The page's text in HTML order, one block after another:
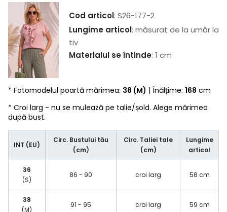
Cod articol: S26-177-2
Lungime articol: măsurat de la umăr la
tiv
Materialul se întinde: 1 cm
* Fotomodelul poartă mărimea: 38 (M) | Înălțime: 168 cm
* Croi larg - nu se mulează pe talie/șold. Alege mărimea
după bust.
INT (EU)
Circ. Bustului tău
(cm)
Circ. Taliei tale
(cm)
Lungime
articol
36
(S)
86 - 90 croi larg 58 cm
38
(M)
91 - 95 croi larg 59 cm